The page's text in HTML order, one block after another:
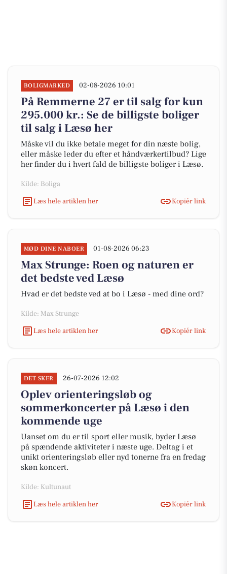
BOLIGMARKED 02-08-2026 10:01
På Remmerne 27 er til salg for kun
295.000 kr.: Se de billigste boliger
til salg i Læsø her
Måske vil du ikke betale meget for din næste bolig,
eller måske leder du efter et håndværkertilbud? Lige
her finder du i hvert fald de billigste boliger i Læsø.
Kilde: Boliga
Læs hele artiklen her
Kopiér link
MØD DINE NABOER 01-08-2026 06:23
Max Strunge: Roen og naturen er
det bedste ved Læsø
Hvad er det bedste ved at bo i Læsø - med dine ord?
Kilde: Max Strunge
Læs hele artiklen her
Kopiér link
DET SKER 26-07-2026 12:02
Oplev orienteringsløb og
sommerkoncerter på Læsø i den
kommende uge
Uanset om du er til sport eller musik, byder Læsø
på spændende aktiviteter i næste uge. Deltag i et
unikt orienteringsløb eller nyd tonerne fra en fredag
skøn koncert.
Kilde: Kultunaut
Læs hele artiklen her
Kopiér link